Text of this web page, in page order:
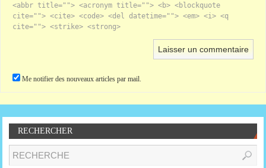
<abbr title=""> <acronym title=""> <b> <blockquote
cite=""> <cite> <code> <del datetime=""> <em> <i> <q
cite=""> <strike> <strong>
Me notifier des nouveaux articles par mail.
RECHERCHER